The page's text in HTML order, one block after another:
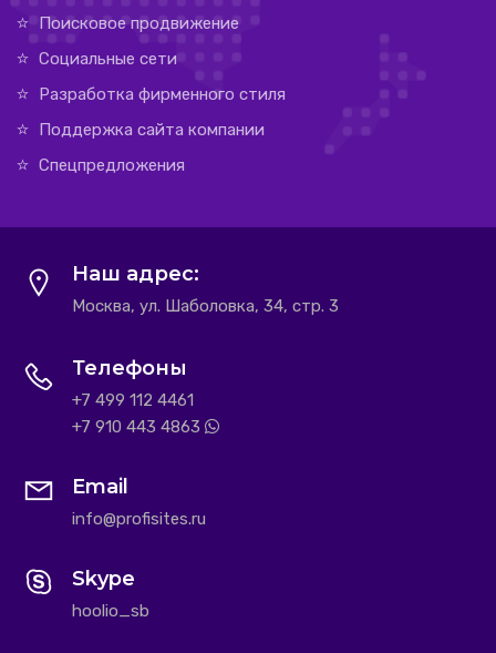
Поисковое продвижение
Социальные сети
Разработка фирменного стиля
Поддержка сайта компании
Спецпредложения
Наш адрес:
Москва, ул. Шаболовка, 34, стр. 3
Телефоны
+7 499 112 4461
+7 910 443 4863
Email
info@profisites.ru
Skype
hoolio_sb